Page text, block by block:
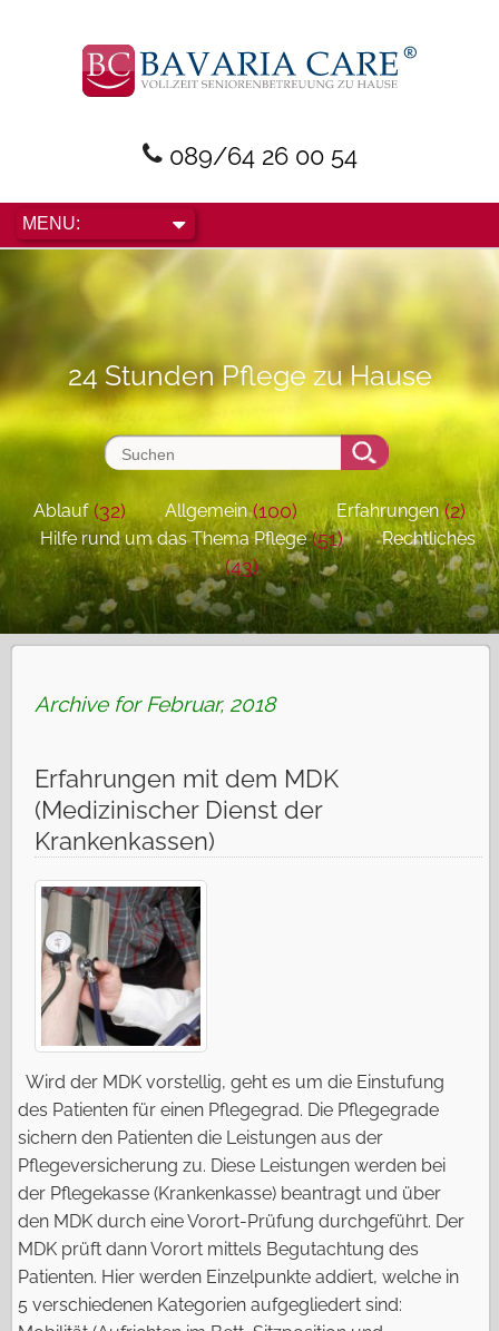
089/64 26 00 54
24 Stunden Pflege zu Hause
Ablauf(32) Allgemein(100) Erfahrungen(2)
Hilfe rund um das Thema Pflege(51) Rechtliches
(43)
Archive for Februar, 2018
Erfahrungen mit dem MDK
(Medizinischer Dienst der
Krankenkassen)
Wird der MDK vorstellig, geht es um die Einstufung
des Patienten für einen Pflegegrad. Die Pflegegrade
sichern den Patienten die Leistungen aus der
Pflegeversicherung zu. Diese Leistungen werden bei
der Pflegekasse (Krankenkasse) beantragt und über
den MDK durch eine Vorort-Prüfung durchgeführt. Der
MDK prüft dann Vorort mittels Begutachtung des
Patienten. Hier werden Einzelpunkte addiert, welche in
5 verschiedenen Kategorien aufgegliedert sind: